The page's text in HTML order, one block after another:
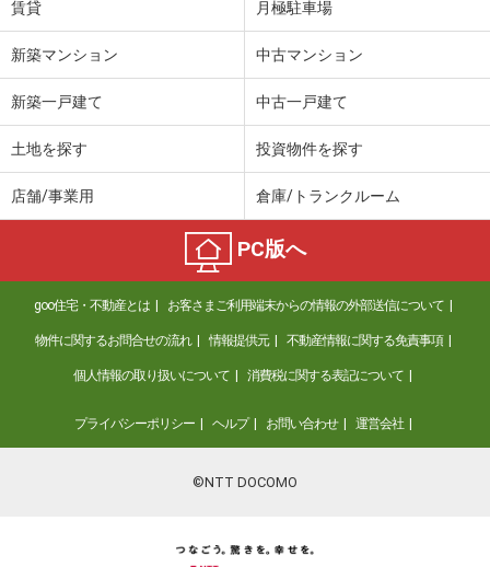
山口県下関市細江町２丁目
1,298万円
住 所
山口県下関市みもすそ川町
専有面積 80.02m²
間取り
3LDK
山口県周南市慶万町
価 格
2,690万円
住 所
山口県周南市慶万町
79.49m²
山口県周南市糀町１丁目
賃貸 月極駐車場
新築マンション 中古マンション
新築一戸建て 中古一戸建て
土地を探す 投資物件を探す
店舗/事業用 倉庫/トランクルーム
PC版へ
goo住宅・不動産とは お客さまご利用端末からの情報の外部送信について
物件に関するお問合せの流れ 情報提供元 不動産情報に関する免責事項
個人情報の取り扱いについて 消費税に関する表記について
プライバシーポリシー ヘルプ お問い合わせ 運営会社
©NTT DOCOMO